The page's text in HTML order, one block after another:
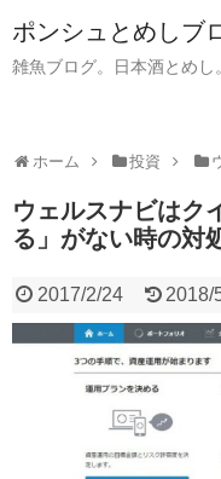
ポンシュとめしブ
雑魚ブログ。日本酒とめし。
ホーム 投資
ウェルスナビはク
る」がない時の対
2017/2/24 2018/